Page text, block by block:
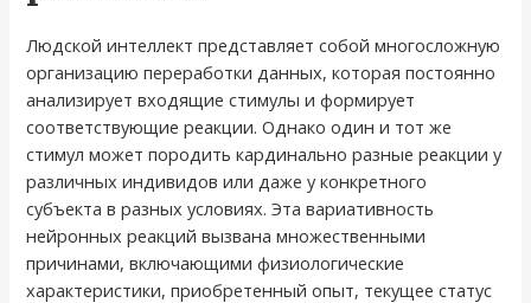
Людской интеллект представляет собой многосложную
организацию переработки данных, которая постоянно
анализирует входящие стимулы и формирует
соответствующие реакции. Однако один и тот же
стимул может породить кардинально разные реакции у
различных индивидов или даже у конкретного
субъекта в разных условиях. Эта вариативность
нейронных реакций вызвана множественными
причинами, включающими физиологические
характеристики, приобретенный опыт, текущее статус